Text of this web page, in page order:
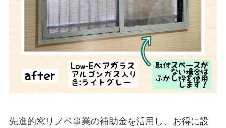
先進的窓リノベ事業の補助金を活用し、お得に設